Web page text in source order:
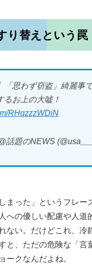
り替えという罠
「思わず窃盗」綺麗事
るお上の大嘘！
RHqzzzWDiN
話題のNEWS
まった」というフレー
への優しい配慮や人道
ない。だけどこれ、冷
と、ただの危険な「言
ークなんだよね。